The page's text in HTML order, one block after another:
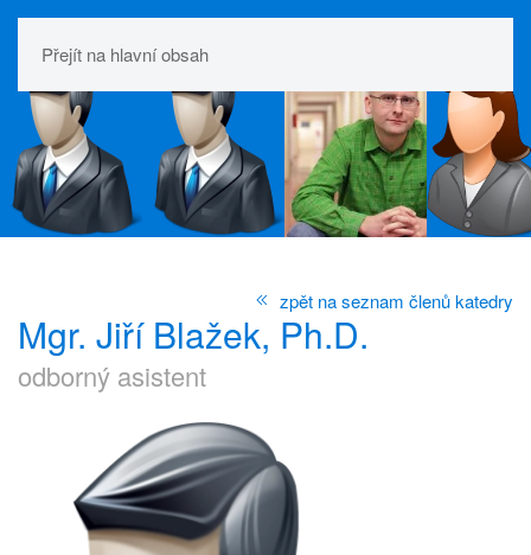
Přejít na hlavní obsah
zpět na seznam členů katedry
Mgr. Jiří Blažek, Ph.D.
odborný asistent